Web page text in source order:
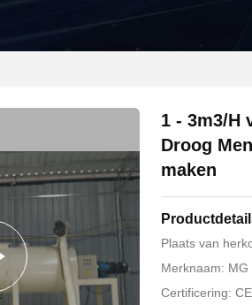
1 - 3m3/H
Droog
maken
Plaats van
Merknaam: MG
Certificering: